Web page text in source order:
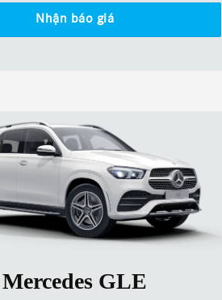
Nhận báo giá
Mercedes GLE